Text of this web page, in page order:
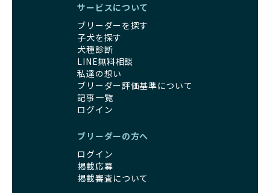
サービスについて
ブリーダーを探す
子犬を探す
犬種診断
LINE無料相談
私達の想い
ブリーダー評価基準について
記事一覧
ログイン
ブリーダーの方へ
ログイン
掲載応募
掲載審査について